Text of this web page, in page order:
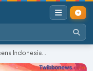
Indonesia...